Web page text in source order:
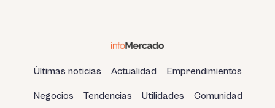
Últimas noticias Actualidad Emprendimientos
Negocios Tendencias Utilidades Comunidad